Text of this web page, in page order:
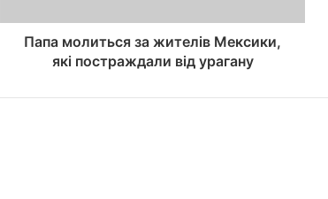
Папа молиться за жителів Мексики,
які постраждали від урагану